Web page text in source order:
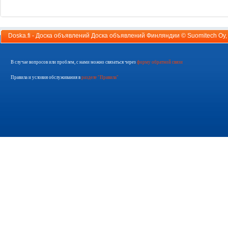
Doska.fi - Доска объявлений Доска объявлений Финляндии © Suomitech Oy
В случае вопросов или проблем, с нами можно связаться через форму обратной связи
Правила и условия обслуживания в разделе "Правила"